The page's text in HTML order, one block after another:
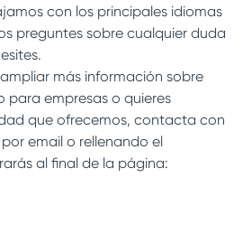
con los principales idiomas
preguntes sobre cualquier duda
más información sobre
para empresas o quieres
que ofrecemos, contacta con
email o rellenando el
al final de la página: